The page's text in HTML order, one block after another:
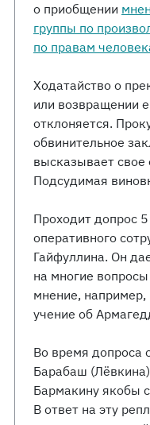
о приобщении
группы по
по правам
Ходатайство о
или возвращении
отклоняется.
обвинительное
высказывает
Подсудимая
Проходит допрос
оперативного
Гайфуллина. Он
на многие
мнение, например,
учение об
Во время допроса
Барабаш
Бармакину якобы
В ответ на эту